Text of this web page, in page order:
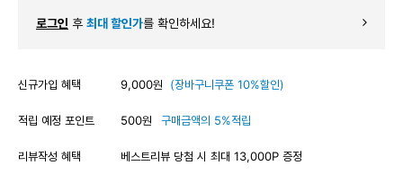
로그인 후 최대 할인가를 확인하세요!
신규가입 혜택 9,000원 (장바구니쿠폰 10%할인)
적립 예정 포인트 500원 구매금액의 5%적립
리뷰작성 혜택 베스트리뷰 당첨 시 최대 13,000P 증정